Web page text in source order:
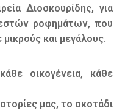
Διοσκουρίδης, για
ροφημάτων, που
και μεγάλους.
οικογένεια, κάθε
μας, το σκοτάδι